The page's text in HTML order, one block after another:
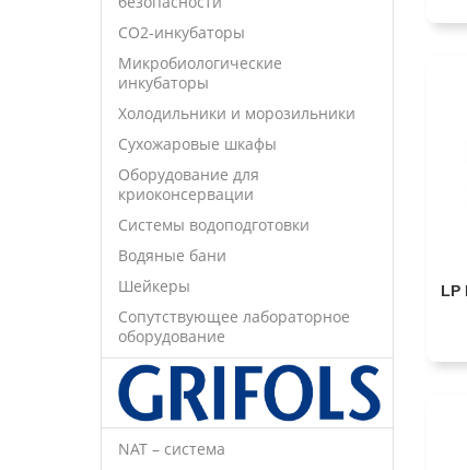
CO2-инкубаторы
Микробиологические
инкубаторы
Холодильники и морозильники
Сухожаровые шкафы
Оборудование для
криоконсервации
Системы водоподготовки
Водяные бани
Шейкеры
Сопутствующее лабораторное
оборудование
NAT – система
LP